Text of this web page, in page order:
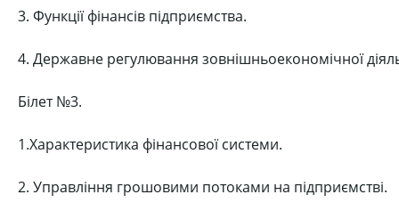
3. Функції фінансів підприємства.
4. Державне регулювання зовнішньоекономічної
Білет №3.
1.Характеристика фінансової системи.
2. Управління грошовими потоками на підприємстві.